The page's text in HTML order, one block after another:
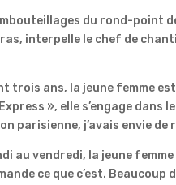
du rond-point
interpelle le chef de
trois ans, la jeune femme
», elle s’engage dans
parisienne, j’avais envie
au vendredi, la jeune
ce que c’est. Beaucoup